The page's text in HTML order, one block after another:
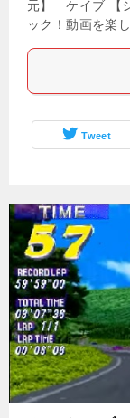
元】 ケイブ 【
ック！動画を楽
Tweet